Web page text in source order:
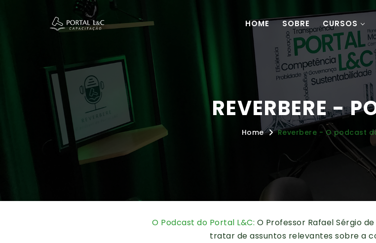
HOME SOBRE CURSOS
REVERBERE -
Home Reverbere - O podcast
O Podcast do Portal L&C: O Professor Rafael Sérgio
tratar de assuntos relevantes sobre a